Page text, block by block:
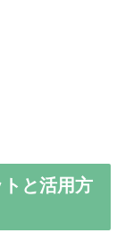
と活用方